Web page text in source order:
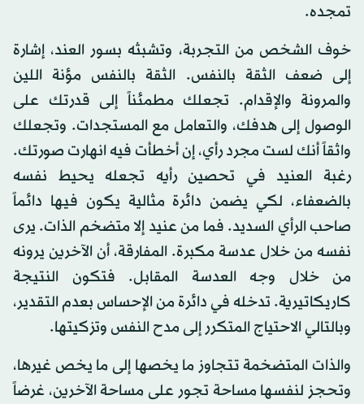
تمجده.
خوف الشخص من التجربة، وتشبثه بسور العند، إشارة
إلى ضعف الثقة بالنفس. الثقة بالنفس مؤنة اللين
والمرونة والإقدام. تجعلك مطمئناً إلى قدرتك على
الوصول إلى هدفك، والتعامل مع المستجدات. وتجعلك
واثقاً أنك لست مجرد رأي، إن أخطأت فيه انهارت صورتك.
رغبة العنيد في تحصين رأيه تجعله يحيط نفسه
بالضعفاء، لكي يضمن دائرة مثالية يكون فيها دائماً
صاحب الرأي السديد. فما من عنيد إلا متضخم الذات. يرى
نفسه من خلال عدسة مكبرة. المفارقة، أن الآخرين يرونه
من خلال وجه العدسة المقابل. فتكون النتيجة
كاريكاتيرية. تدخله في دائرة من الإحساس بعدم التقدير،
وبالتالي الاحتياج المتكرر إلى مدح النفس وتزكيتها.
والذات المتضخمة تتجاوز ما يخصها إلى ما يخص غيرها،
وتحجز لنفسها مساحة تجور على مساحة الآخرين، غرضاً